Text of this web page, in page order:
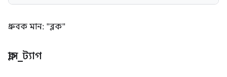
ধ্রুবক মান: "ব্লক"
ক্লাস_ট্যাগ